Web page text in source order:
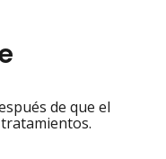
de que el